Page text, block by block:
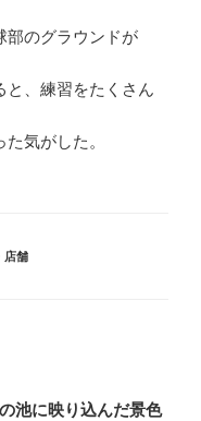
部のグラウンドが
と、練習をたくさん
気がした。
店舗
池に映り込んだ景色